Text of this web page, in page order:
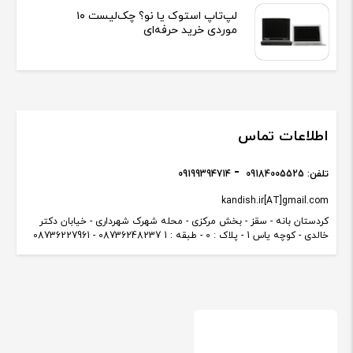
لپ‌تاپ استوک یا نو؟ چک‌لیست ۱۰
موردی خرید حرفه‌ای
اطلاعات تماس
کردستان بانه - سقز - بخش مرکزی - محله شهرک شهرداری - خیابان دکتر
خالدی - کوچه یاس 1 - پلاک : 0 - طبقه : 1 08736248237 - 08736227961
kandish.ir[AT]gmail.com
تلفن: 09184005525
09199394714